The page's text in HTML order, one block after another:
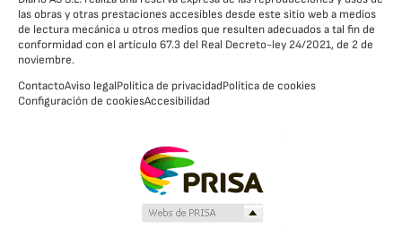
las obras y otras prestaciones accesibles desde este sitio web a medios
de lectura mecánica u otros medios que resulten adecuados a tal fin de
conformidad con el artículo 67.3 del Real Decreto-ley 24/2021, de 2 de
noviembre.
ContactoAviso legalPolítica de privacidadPolítica de cookies
Configuración de cookiesAccesibilidad